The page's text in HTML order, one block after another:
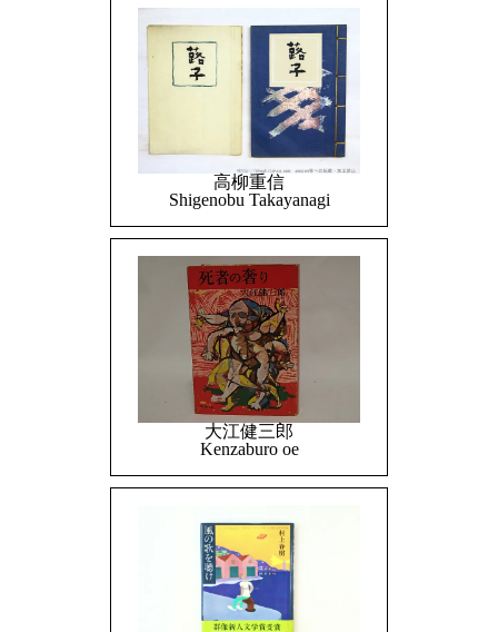
高柳重信
Shigenobu Takayanagi
大江健三郎
Kenzaburo oe